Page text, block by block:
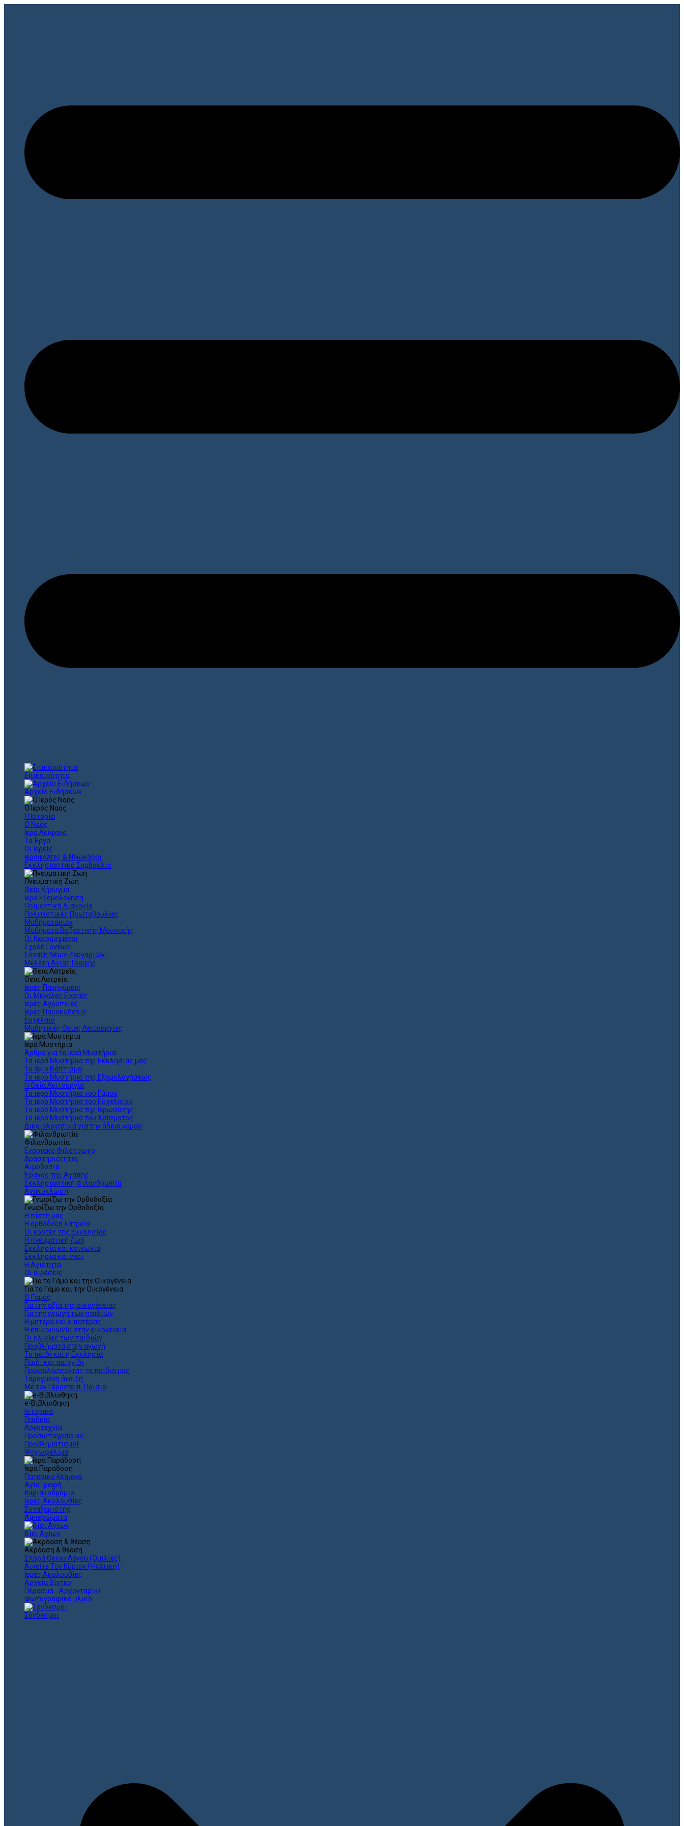
Επικαιρότητα
Αρχείο Ειδήσεων
Ο Ιερός Ναός
Η Ιστορία
Ο Ναός
Ιερά Λείψανα
Τα Έργα
Οι Ιερείς
Ιεροψάλτες & Νεωκόροι
Εκκλησιαστικό Συμβούλιο
Πνευματική Ζωή
Θείο Κήρυγμα
Ιερά Εξομολόγηση
Ποιμαντική Διακονία
Πολιτιστικές Πρωτοβουλίες
Μαθηματάριον
Μαθήματα Βυζαντινής Μουσικής
Οι Κεκοιμημένοι
Σχολή Γονέων
Σύναξη Νέων Ζευγαριών
Μελέτη Αγίας Γραφής
Θεια Λατρεία
Ιερές Πανηγύρεις
Οι Μεγάλες Εορτές
Ιερές Αγρυπνίες
Ιερές Παρακλήσεις
Ευχέλαιο
Μαθητικές Θείες Λειτουργίες
Ιερά Μυστήρια
Άρθρα για τα Ιερά Μυστήρια
Τα ιερά Μυστήρια της Εκκλησίας μας
Το άγιο Βάπτισμα
Το ιερό Μυστήριο της Εξομολογήσεως
Η Θεία Λειτουργία
Το ιερό Μυστήριο του Γάμου
Το ιερό Μυστήριο του Ευχελαίου
Το ιερό Μυστήριο της Ιερωσύνης
Το ιερό Μυστήριο του Χρίσματος
Δικαιολογητικά για την άδεια γάμου
Φιλανθρωπία
Ενοριακό Φιλόπτωχο
Δραστηριότητες
Αιμοδοσία
Έρανος της Αγάπης
Εκκλησιαστική Φιλανθρωπία
Ανακύκλωση
Γνωρίζω την Ορθοδοξία
Η πίστη μας
Η ορθόδοξη λατρεία
Οι εορτές της Εκκλησίας
Η πνευματική ζωή
Εκκλησία και κοινωνία
Εκκλησία και νέοι
Η Αγιότητα
Οι αιρέσεις
Για το Γάμο και την Οικογένεια
Ο Γάμος
Για την αξία της οικογένειας
Για την αγωγή των παιδιών
Η μητέρα και ο πατέρας
Η επικοινωνία στην οικογένεια
Οι ηλικίες των παιδιών
Προβλήματα στην αγωγή
Το παιδί και η Εκκλησία
Παιδί και παιχνίδι
Προφυλάσσοντας τα παιδιά μας
Ταραγμένη άνοιξη
Με τον Γέροντα π. Παϊσιο
e-Βιβλιοθηκη
Ιστορικά
Παιδεία
Λογοτεχνία
Προσωπογραφίες
Προβληματισμοί
Ψυχωφέλιμα
Ιερά Παράδοση
Πατερικά Κείμενα
Αγία Γραφή
Κυριακοδρόμιο
Ιερές Ακολουθίες
Συναξαριστής
Αφιερώματα
Βίοι Αγίων
Ακρόαση & θέαση
Σπορά Θείου Λόγου (Ομιλίες)
Αινείτε Τον Κύριον (Ψαλτική)
Ιερές Ακολουθίες
Αρχεία Βίντεο
Πέρασμα - Αρχονταρίκι
Φωτογραφικό υλικό
Σύνδεσμοι